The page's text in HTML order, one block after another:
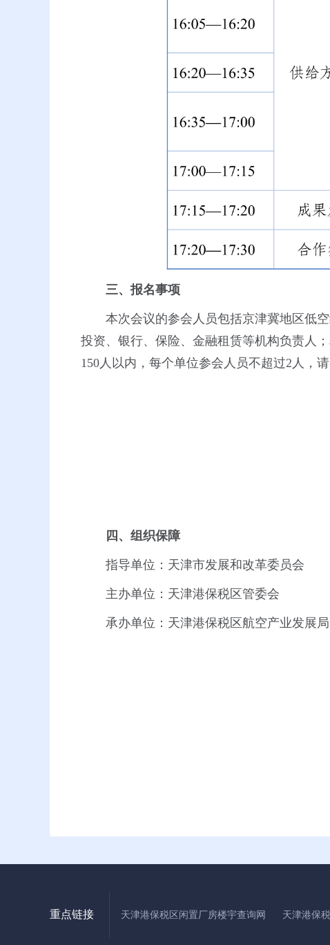
三、报名事项
本次会议的参会人员包括京津冀地区低
投资、银行、保险、金融租赁等机构负责人
150人以内，每个单位参会人员不超过2人，
四、组织保障
指导单位：天津市发展和改革委员会
主办单位：天津港保税区管委会
承办单位：天津港保税区航空产业发展局
重点链接 天津港保税区闲置厂房楼宇查询网 天津港保